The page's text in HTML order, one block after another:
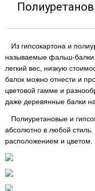
Из гипсокартона и
называемые фальш-
легкий вес, низкую
балок можно отнести и
цветовой гамме и
даже деревянные балки
Полиуретановые и
абсолютно в любой
расположением и цветом.